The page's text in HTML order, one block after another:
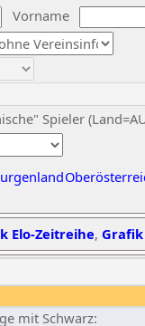
Vorname
Spieler
Elo-Zeitreihe,
mit Schwarz: